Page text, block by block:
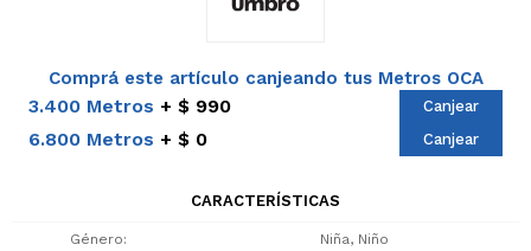
Comprá este artículo canjeando tus Metros OCA
3.400 Metros $ 990 Canjear
6.800 Metros $ 0 Canjear
CARACTERÍSTICAS
Género Niña, Niño